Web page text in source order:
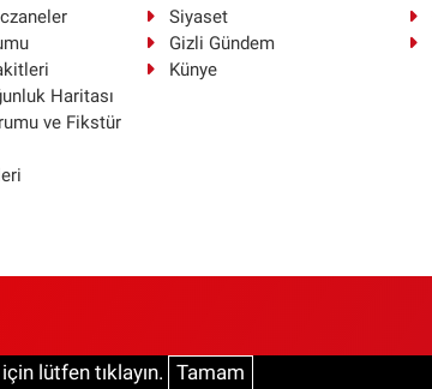
Haritası
ve Fikstür
Siyaset
Gizli Gündem
Künye
lütfen tıklayın. Tamam